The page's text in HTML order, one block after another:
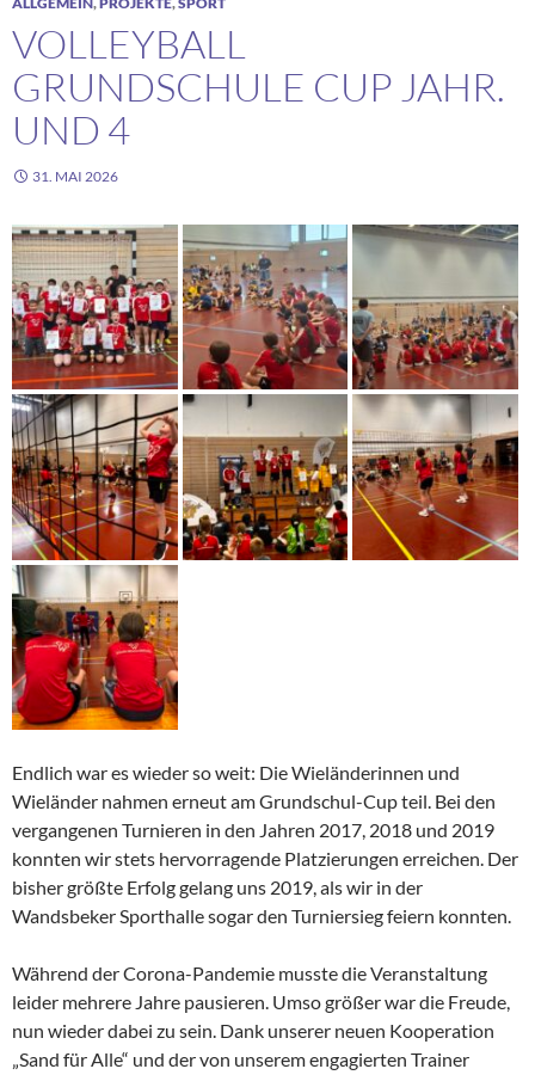
VOLLEYBALL
GRUNDSCHULE CUP JAHR.
UND 4
31. MAI 2026
Endlich war es wieder so weit: Die Wieländerinnen und
Wieländer nahmen erneut am Grundschul-Cup teil. Bei den
vergangenen Turnieren in den Jahren 2017, 2018 und 2019
konnten wir stets hervorragende Platzierungen erreichen. Der
bisher größte Erfolg gelang uns 2019, als wir in der
Wandsbeker Sporthalle sogar den Turniersieg feiern konnten.
Während der Corona-Pandemie musste die Veranstaltung
leider mehrere Jahre pausieren. Umso größer war die Freude,
nun wieder dabei zu sein. Dank unserer neuen Kooperation
„Sand für Alle“ und der von unserem engagierten Trainer